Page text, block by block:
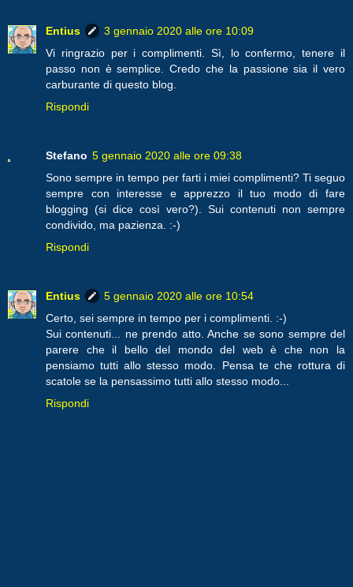
Entius
3 gennaio 2020 alle ore 10:09
Vi ringrazio per i complimenti. Sì, lo confermo, tenere il
passo non è semplice. Credo che la passione sia il vero
carburante di questo blog.
Rispondi
Stefano 5 gennaio 2020 alle ore 09:38
Sono sempre in tempo per farti i miei complimenti? Ti seguo
sempre con interesse e apprezzo il tuo modo di fare
blogging (si dice così vero?). Sui contenuti non sempre
condivido, ma pazienza. :-)
Rispondi
Entius
5 gennaio 2020 alle ore 10:54
Certo, sei sempre in tempo per i complimenti. :-)
Sui contenuti... ne prendo atto. Anche se sono sempre del
parere che il bello del mondo del web è che non la
pensiamo tutti allo stesso modo. Pensa te che rottura di
scatole se la pensassimo tutti allo stesso modo...
Rispondi